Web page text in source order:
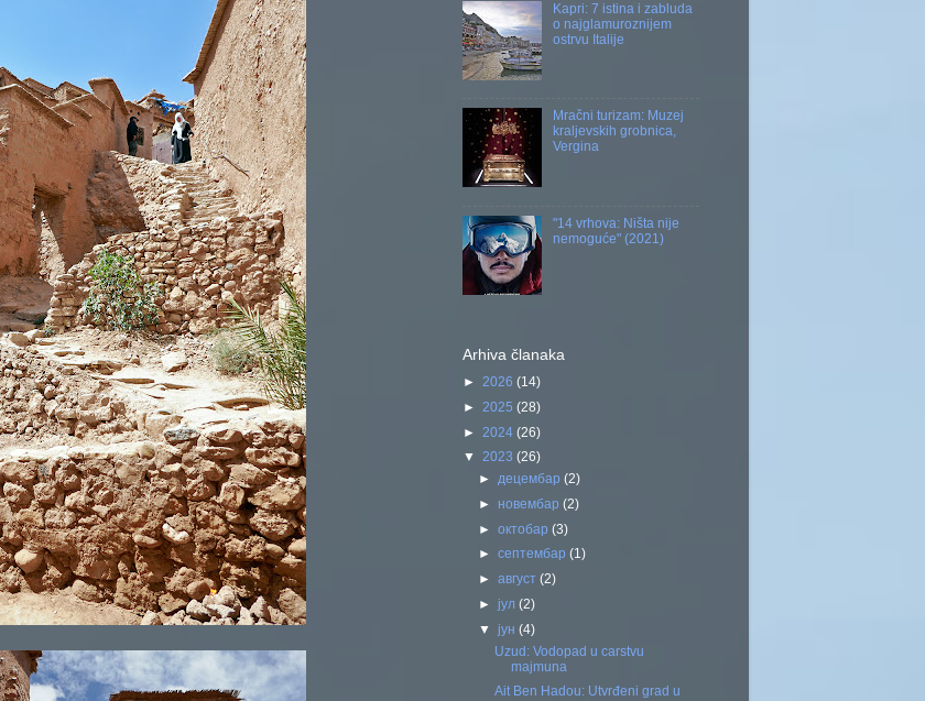
Kapri: 7 istina i zabluda
o najglamuroznijem
ostrvu Italije
Mračni turizam: Muzej
kraljevskih grobnica,
Vergina
"14 vrhova: Ništa nije
nemoguće" (2021)
Arhiva članaka
► 2026 (14)
► 2025 (28)
► 2024 (26)
▼ 2023 (26)
► децембар(2)
► новембар(2)
►октобар(3)
►септембар(1)
►август(2)
►јул(2)
▼јун(4)
Uzud: Vodopad u carstvu
majmuna
Ait Ben Hadou: Utvrđeni grad u